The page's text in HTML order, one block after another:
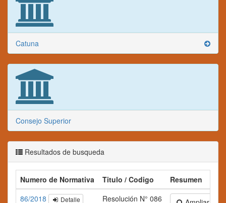
Catuna
Consejo Superior
Resultados de busqueda
Numero de Normativa Titulo / Codigo
Resumen
86/2018
Detalle Resolución N° 086